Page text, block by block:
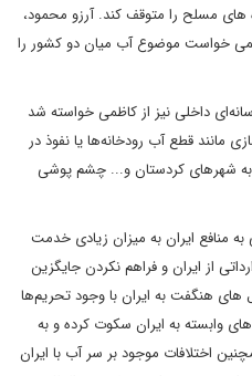
مسلح را متوقف کند. آرزو محمود،
خواست موضوع آب میان دو کشور را
داخلی نیز از کاظمی خواسته شد
مانند قطع آب رودخانه‌ها یا نفوذ در
شهرهای کردستان و... چشم پوشی
منافع ایران به میزان زیادی خدمت
از ایران و فراهم نکردن جایگزین
های هنگفت به ایران با وجود تحریم‌ها
وابسته به ایران سکوت کرده و به
اختلافات موجود بر سر آب با ایران